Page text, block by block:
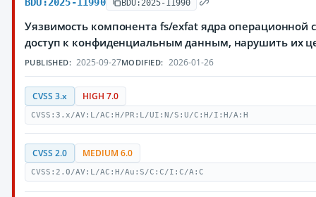
BDU:2025-11990
Уязвимость компонента fs/exfat ядра
доступ к конфиденциальным данным, нарушить их
PUBLISHED: 2025-09-27MODIFIED: 2026-01-26
CVSS 3.x HIGH 7.0
CVSS:3.x/AV:L/AC:H/PR:L/UI:N/S:U/C:H/I:H/A:H
CVSS 2.0 MEDIUM 6.0
CVSS:2.0/AV:L/AC:H/Au:S/C:C/I:C/A:C